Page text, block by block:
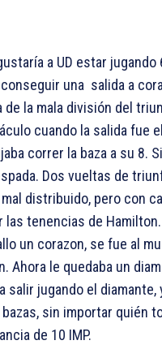
a UD estar jugando
una salida a
de la mala división del
cuando la salida fue
correr la baza a su 8.
Dos vueltas de
distribuido, pero con
las tenencias de
un corazon, se fue al
Ahora le quedaba un
salir jugando el diamante,
sin importar quién
de 10 IMP.